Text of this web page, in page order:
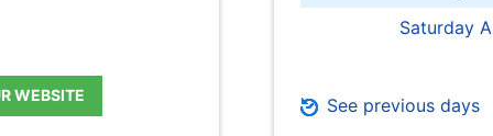
WEBSITE
Saturday
See previous days